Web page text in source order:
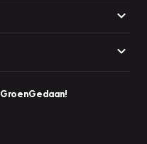
GroenGedaan!